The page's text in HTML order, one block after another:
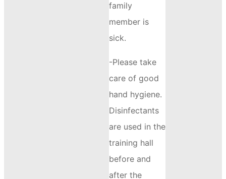
family
member is
sick.
-Please take
care of good
hand hygiene.
Disinfectants
are used in the
training hall
before and
after the